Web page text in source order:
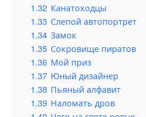
1.32 Канатоходцы
1.33 Слепой автопортрет
1.34 Замок
1.35 Сокровище пиратов
1.36 Мой приз
1.37 Юный дизайнер
1.38 Пьяный алфавит
1.39 Наломать дров